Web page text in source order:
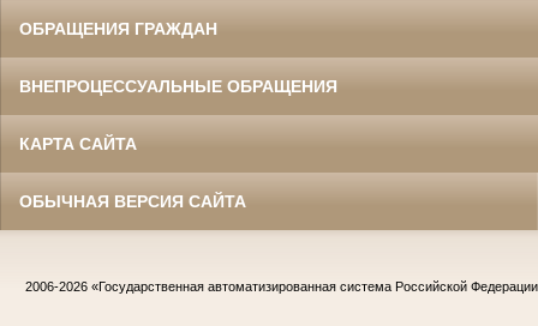
ОБРАЩЕНИЯ ГРАЖДАН
ВНЕПРОЦЕССУАЛЬНЫЕ ОБРАЩЕНИЯ
КАРТА САЙТА
ОБЫЧНАЯ ВЕРСИЯ САЙТА
2006-2026 «Государственная автоматизированная система Российской